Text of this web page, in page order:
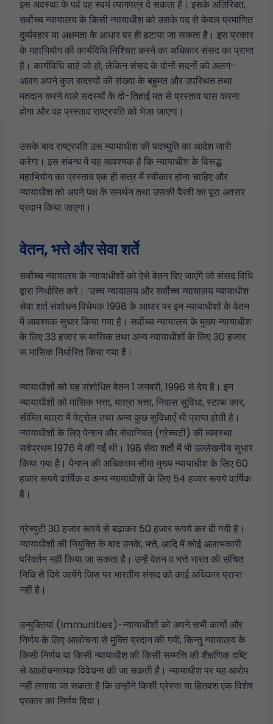
इस अवस्था के पर्व वह स्वयं त्यागपत्र दे सकता है। इसके अतिरिक्त,
सर्वोच्च न्यायालय के किसी न्यायाधीश को उसके पद से केवल प्रमाणित
दुर्व्यवहार या अक्षमता के आधार पर ही हटाया जा सकता है। इस प्रकार
के महाभियोग की कार्यविधि निश्चित करने का अधिकार संसद का प्राप्त
है। कार्यविधि चाहे जो हो, लेकिन संसद के दोनों सदनों को अलग-
अलग अपने कुल सदस्यों की संख्या के बहुमत और उपस्थित तथा
मतदान करने वाले सदस्यों के दो-तिहाई मत से प्रस्ताव पास करना
होगा और वह प्रस्ताव राष्ट्रपति को भेजा जाएगा।
उसके बाद राष्ट्रपति उस न्यायाधीश की पदच्युति का आदेश जारी
करेगा। इस संबन्ध में यह आवश्यक है कि न्यायाधीश के विरूद्ध
महाभियोग का प्रस्ताव एक ही सत्र में स्वीकार होना चाहिए और
न्यायाधीश को अपने पक्ष के समर्थन तथा उसकी पैरवी का पूरा अवसर
प्रदान किया जाएगा।
वेतन, भत्ते और सेवा शर्ते
सर्वोच्च न्यायालय के न्यायाधीशों को ऐसे वेतन दिए जाएंगे जो संसद विधि
द्वारा निर्धारित करे। ‘उच्च न्यायालय और सर्वोच्च न्यायालय न्यायाधीश
सेवा शर्त संशोधन विधेयक 1998 के आधार पर इन न्यायाधीशों के वेतन
में आवश्यक सुधार किया गया है। सर्वोच्च न्यायालय के मुख्य न्यायाधीश
के लिए 33 हजार रू मासिक तथा अन्य न्यायाधीशों के लिए 30 हजार
रू मासिक निर्धारित किया गया है।
न्यायाधीशों को यह संशोधित वेतन 1 जनवरी, 1996 से देय है। इन
न्यायाधीशों को मासिक भत्ता, यात्रा भत्ता, निवास सुविधा, स्टाफ कार,
सीमित मात्रा में पेट्रोल तथा अन्य कुछ सुविधाएँ भी प्राप्त होती है।
न्यायाधीशों के लिए पेन्शन और सेवानिवत (ग्रेच्चटी) की व्यवस्था
सर्वप्रथम 1976 में की गई थी। 198 सेवा शर्तो में भी उल्लेखनीय सुधार
किया गया है। पेन्शन की अधिकतम सीमा मुख्य न्यायाधीश के लिए 60
हजार रूपये वार्षिक व अन्य न्यायाधीशों के लिए 54 हजार रूपये वार्षिक
है।
ग्रेच्युटी 30 हजार रूपये से बढ़ाकर 50 हजार रूपये कर दी गयी है।
न्यायाधीशों की नियुक्ति के बाद उनके, भत्ते, आदि में कोई अलाभकारी
परिवर्तन नहीं किया जा सकता है। उन्हें वेतन व भत्ते भारत की संचित
निधि से दिये जायेंगे जिस पर भारतीय संसद को काई अधिकार प्राप्त
नहीं है।
उन्मुक्तियां (Immunities)-न्यायाधीशों को अपने सभी कार्यो और
निर्णय के लिए आलोचना से मुक्ति प्रदान की गयी, किन्तु न्यायालय के
किसी निर्णय या किसी न्यायाधीश की किसी सम्मत्ति की शैक्षणिक दष्टि
से आलोचनात्मक विवेचना की जा सकती है। न्यायाधीश पर यह आरोप
नहीं लगाया जा सकता है कि उन्होंने किसी प्रेरणा या हितवश एक विशेष
प्रकार का निर्णय दिया।